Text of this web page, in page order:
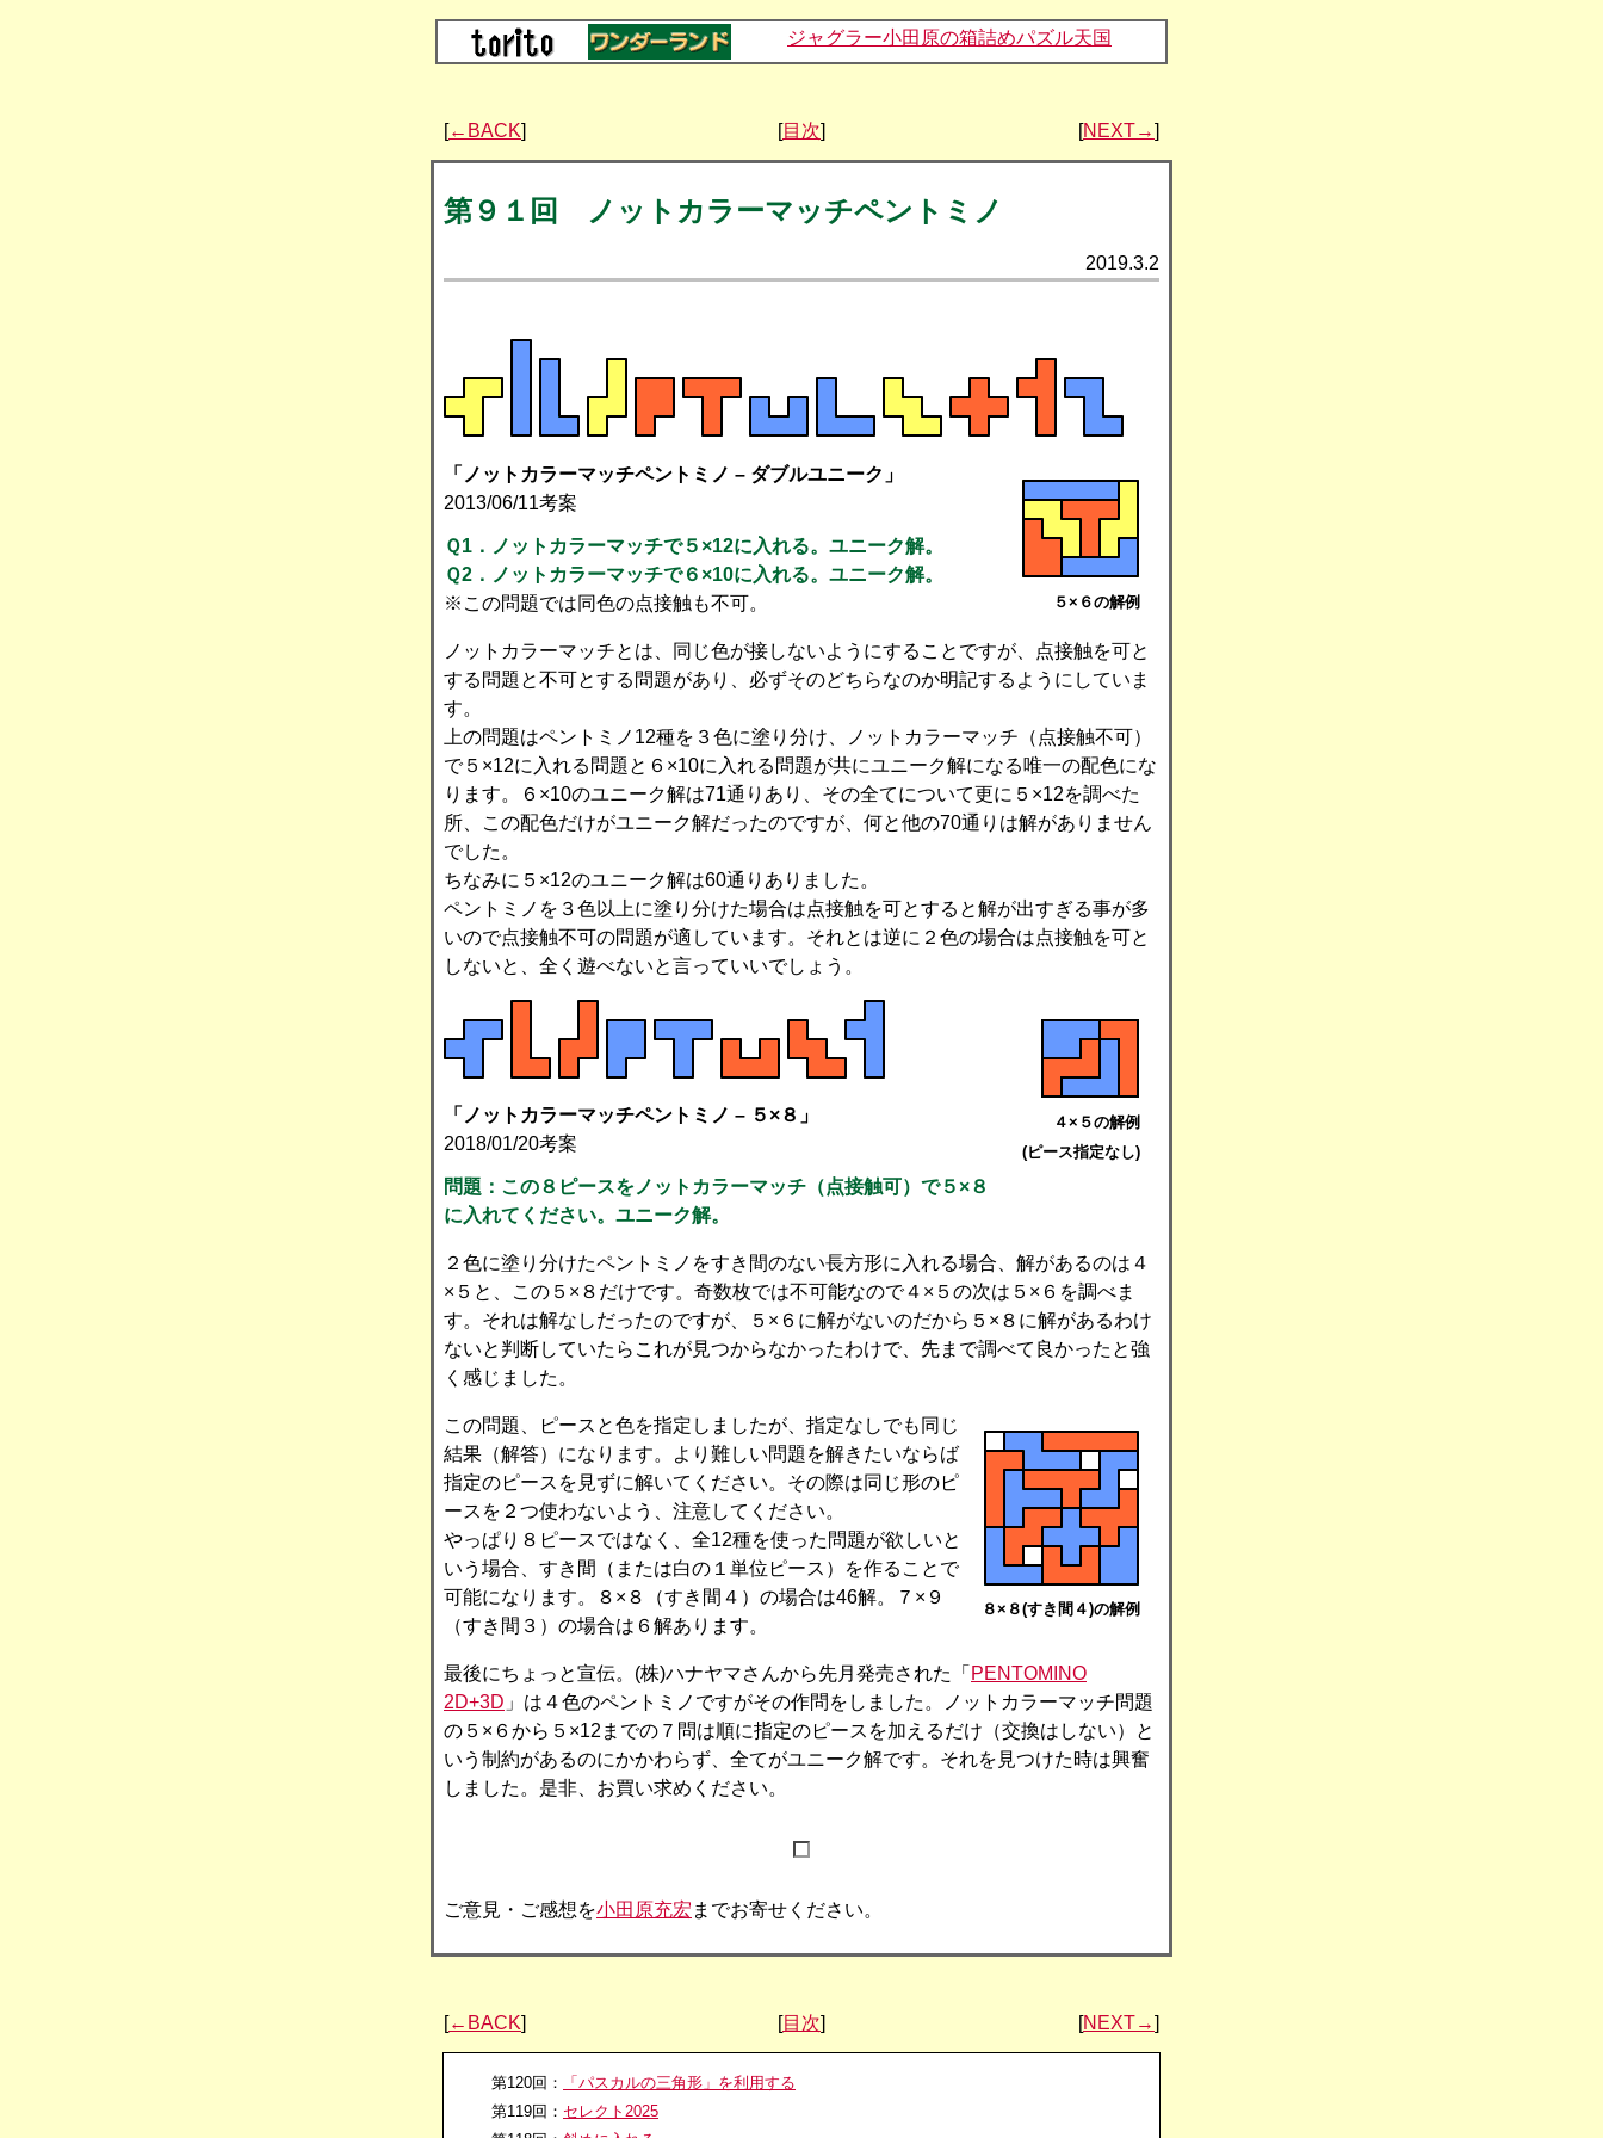
ジャグラー小田原の箱詰めパズル天国
[←BACK] [目次] [NEXT→]
第９１回 ノットカラーマッチペントミノ
2019.3.2
５×６の解例
「ノットカラーマッチペントミノ – ダブルユニーク」
2013/06/11考案
Ｑ1．ノットカラーマッチで５×12に入れる。ユニーク解。
Ｑ2．ノットカラーマッチで６×10に入れる。ユニーク解。
※この問題では同色の点接触も不可。
ノットカラーマッチとは、同じ色が接しないようにすることですが、点接触を可と
する問題と不可とする問題があり、必ずそのどちらなのか明記するようにしていま
す。
上の問題はペントミノ12種を３色に塗り分け、ノットカラーマッチ（点接触不可）
で５×12に入れる問題と６×10に入れる問題が共にユニーク解になる唯一の配色にな
ります。６×10のユニーク解は71通りあり、その全てについて更に５×12を調べた
所、この配色だけがユニーク解だったのですが、何と他の70通りは解がありません
でした。
ちなみに５×12のユニーク解は60通りありました。
ペントミノを３色以上に塗り分けた場合は点接触を可とすると解が出すぎる事が多
いので点接触不可の問題が適しています。それとは逆に２色の場合は点接触を可と
しないと、全く遊べないと言っていいでしょう。
４×５の解例
(ピース指定なし)
「ノットカラーマッチペントミノ – ５×８」
2018/01/20考案
問題：この８ピースをノットカラーマッチ（点接触可）で５×８
に入れてください。ユニーク解。
２色に塗り分けたペントミノをすき間のない長方形に入れる場合、解があるのは４
×５と、この５×８だけです。奇数枚では不可能なので４×５の次は５×６を調べま
す。それは解なしだったのですが、５×６に解がないのだから５×８に解があるわけ
ないと判断していたらこれが見つからなかったわけで、先まで調べて良かったと強
く感じました。
８×８(すき間４)の解例
この問題、ピースと色を指定しましたが、指定なしでも同じ
結果（解答）になります。より難しい問題を解きたいならば
指定のピースを見ずに解いてください。その際は同じ形のピ
ースを２つ使わないよう、注意してください。
やっぱり８ピースではなく、全12種を使った問題が欲しいと
いう場合、すき間（または白の１単位ピース）を作ることで
可能になります。８×８（すき間４）の場合は46解。７×９
（すき間３）の場合は６解あります。
最後にちょっと宣伝。(株)ハナヤマさんから先月発売された「 PENTOMINO
2D+3D 」は４色のペントミノですがその作問をしました。ノットカラーマッチ問題
の５×６から５×12までの７問は順に指定のピースを加えるだけ（交換はしない）と
いう制約があるのにかかわらず、全てがユニーク解です。それを見つけた時は興奮
しました。是非、お買い求めください。
ご意見・ご感想を小田原充宏 までお寄せください。
[←BACK] [目次] [NEXT→]
第120回：
「パスカルの三角形」を利用する
第119回： セレクト2025